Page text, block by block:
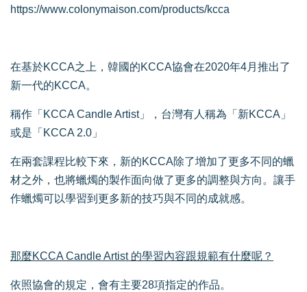
https://www.colonymaison.com/products/kcca
在基於KCCA之上，韓國的KCCA協會在2020年4月推出了
新一代的KCCA。
稱作「KCCA Candle Artist」，台灣有人稱為「新KCCA」
或是「KCCA 2.0」
在兩套課程比較下來，新的KCCA除了增加了更多不同的蠟
材之外，也將蠟燭的製作面向做了更多的調整與方向。讓手
作蠟燭可以學習到更多新的技巧與不同的成就感。
那麼KCCA Candle Artist 的學習內容跟規範有什麼呢？
依照協會的規定，會有主要28項指定的作品。